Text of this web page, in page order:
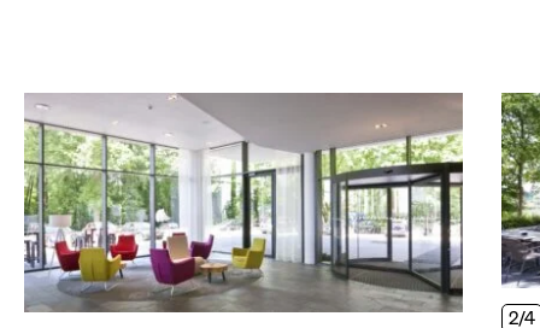
2/4